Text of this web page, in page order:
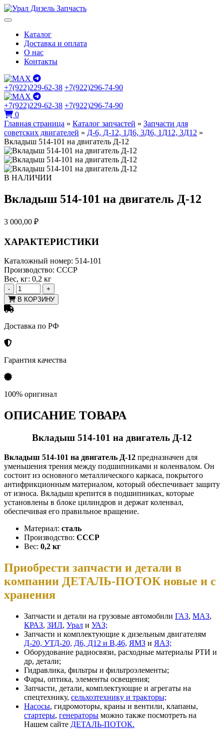
Каталог
Доставка и оплата
О нас
Контакты
+7(922)229-62-38 +7(922)296-74-90
+7(922)229-62-38 +7(922)296-74-90
0
Главная страница » Каталог запчастей » Запчасти для
советских двигателей » Д-6, Д-12, 1Д6, 3Д6, 1Д12, 3Д12 »
Вкладыш 514-101 на двигатель Д-12
В НАЛИЧИИ
Вкладыш 514-101 на двигатель Д-12
3 000,00 ₽
ХАРАКТЕРИСТИКИ
Каталожный номер: 514-101
Производство: СССР
Вес, кг: 0,2 кг
-
+
В КОРЗИНУ
Доставка по РФ
Гарантия качества
100% оригинал
ОПИСАНИЕ ТОВАРА
Вкладыш 514-101 на двигатель Д-12
Вкладыш 514-101 на двигатель Д-12 предназначен для
уменьшения трения между подшипниками и коленвалом. Он
состоит из основного металлического каркаса, покрытого
антифрикционным материалом, который обеспечивает защиту
от износа. Вкладыш крепится в подшипниках, которые
установлены в блоке цилиндров и держат коленвал,
обеспечивая его правильное вращение.
Материал: сталь
Производство: СССР
Вес: 0,2 кг
Приобрести запчасти и детали в
компании ДЕТАЛЬ-ПОТОК новые и с
хранения
Запчасти и детали на грузовые автомобили ГАЗ, МАЗ,
КРАЗ, ЗИЛ, Урал и УАЗ;
Запчасти и комплектующие к дизельным двигателям
Д-20, УТД-20, Д6, Д12 и В,46, ЯМЗ и ЯАЗ;
Оборудование радиосвязи, расходные материалы РТИ и
др, детали;
Гидравлика, фильтры и фильтроэлементы;
Фары, оптика, элементы освещения;
Запчасти, детали, комплектующие и агрегаты на
спецтехнику, сельхозтехнику и тракторы;
Насосы, гидромоторы, краны и вентили, клапаны,
стартеры, генераторы можно также посмотреть на
Нашем сайте ДЕТАЛЬ-ПОТОК.